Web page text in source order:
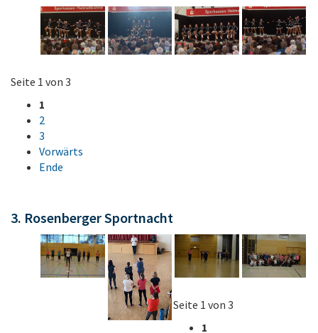
Seite 1 von 3
1
2
3
Vorwärts
Ende
3. Rosenberger Sportnacht
Seite 1 von 3
1